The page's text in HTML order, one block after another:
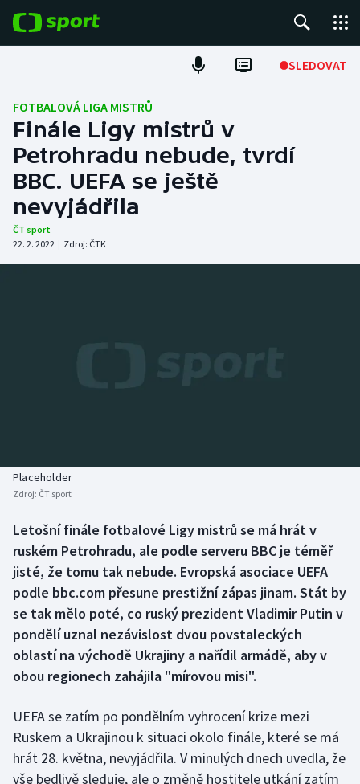
SLEDOVAT
Fotbal
Hokej
Tenis
Atletika
Boby a skeleton
Box
Curling
Dostihy
Florbal
Futsal
Golf
Gymnastika
AZ kvíz
FOTBALOVÁ LIGA MISTRŮ
Finále Ligy mistrů v
Petrohradu nebude, tvrdí
BBC. UEFA se ještě
nevyjádřila
ČT sport
22. 2. 2022 | Zdroj: ČTK
Placeholder
Zdroj: ČT sport
Letošní finále fotbalové Ligy mistrů se má hrát v
ruském Petrohradu, ale podle serveru BBC je téměř
jisté, že tomu tak nebude. Evropská asociace UEFA
podle bbc.com přesune prestižní zápas jinam. Stát by
se tak mělo poté, co ruský prezident Vladimir Putin v
pondělí uznal nezávislost dvou povstaleckých
oblastí na východě Ukrajiny a nařídil armádě, aby v
obou regionech zahájila "mírovou misi".
UEFA se zatím po pondělním vyhrocení krize mezi
Ruskem a Ukrajinou k situaci okolo finále, které se má
hrát 28. května, nevyjádřila. V minulých dnech uvedla, že
vše bedlivě sleduje, ale o změně hostitele utkání zatím